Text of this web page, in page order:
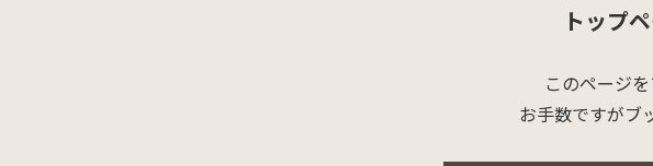
トップ
このページ
お手数ですがブ